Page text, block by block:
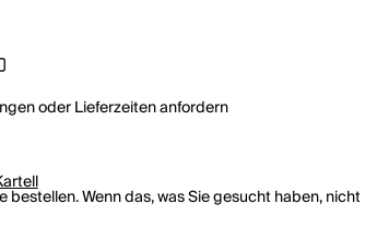
oder Lieferzeiten anfordern
Wenn das, was Sie gesucht haben, nicht